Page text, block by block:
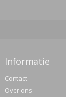
Informatie
Contact
Over ons